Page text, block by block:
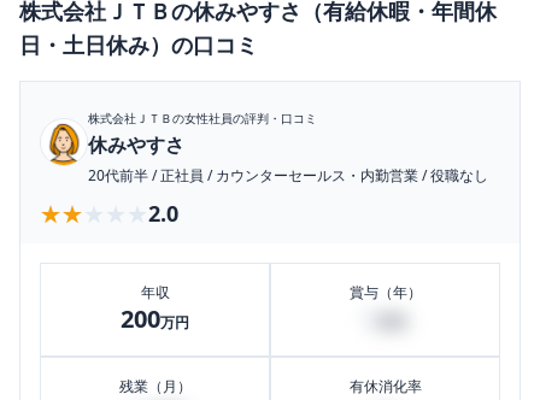
株式会社ＪＴＢの休みやすさ（有給休暇・年間休
日・土日休み） の口コミ
株式会社ＪＴＢの女性社員の評判・口コミ
休みやすさ
20代前半/正社員 /カウンターセールス・内勤営業/役職なし
★★★★★
★★★★★ 2.0
年収
200万円
賞与（年）
残業（月） 有休消化率